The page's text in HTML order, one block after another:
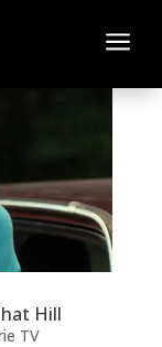
a
Hill
TV